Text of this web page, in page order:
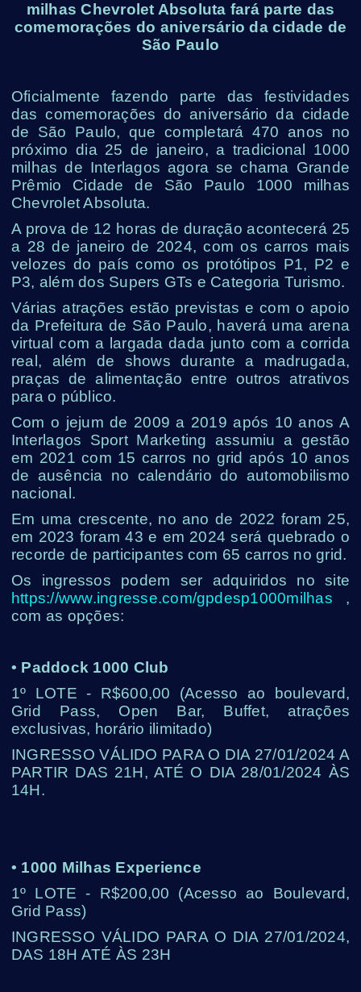
milhas Chevrolet Absoluta fará parte das
comemorações do aniversário da cidade de
São Paulo
Oficialmente fazendo parte das festividades
das comemorações do aniversário da cidade
de São Paulo, que completará 470 anos no
próximo dia 25 de janeiro, a tradicional 1000
milhas de Interlagos agora se chama Grande
Prêmio Cidade de São Paulo 1000 milhas
Chevrolet Absoluta.
A prova de 12 horas de duração acontecerá 25
a 28 de janeiro de 2024, com os carros mais
velozes do país como os protótipos P1, P2 e
P3, além dos Supers GTs e Categoria Turismo.
Várias atrações estão previstas e com o apoio
da Prefeitura de São Paulo, haverá uma arena
virtual com a largada dada junto com a corrida
real, além de shows durante a madrugada,
praças de alimentação entre outros atrativos
para o público.
Com o jejum de 2009 a 2019 após 10 anos A
Interlagos Sport Marketing assumiu a gestão
em 2021 com 15 carros no grid após 10 anos
de ausência no calendário do automobilismo
nacional.
Em uma crescente, no ano de 2022 foram 25,
em 2023 foram 43 e em 2024 será quebrado o
recorde de participantes com 65 carros no grid.
Os ingressos podem ser adquiridos no site
https://www.ingresse.com/gpdesp1000milhas ,
com as opções:
• Paddock 1000 Club
1º LOTE - R$600,00 (Acesso ao boulevard,
Grid Pass, Open Bar, Buffet, atrações
exclusivas, horário ilimitado)
INGRESSO VÁLIDO PARA O DIA 27/01/2024 A
PARTIR DAS 21H, ATÉ O DIA 28/01/2024 ÀS
14H.
• 1000 Milhas Experience
1º LOTE - R$200,00 (Acesso ao Boulevard,
Grid Pass)
INGRESSO VÁLIDO PARA O DIA 27/01/2024,
DAS 18H ATÉ ÀS 23H